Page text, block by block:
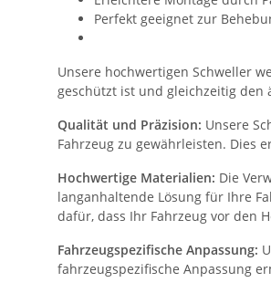
Perfekt geeignet zur
Unsere hochwertigen Schweller
geschützt ist und gleichzeitig den
Qualität und Präzision: Unsere
Fahrzeug zu gewährleisten. Dies
Hochwertige Materialien: Die
langanhaltende Lösung für Ihre
dafür, dass Ihr Fahrzeug vor den
Fahrzeugspezifische Anpassung:
fahrzeugspezifische Anpassung